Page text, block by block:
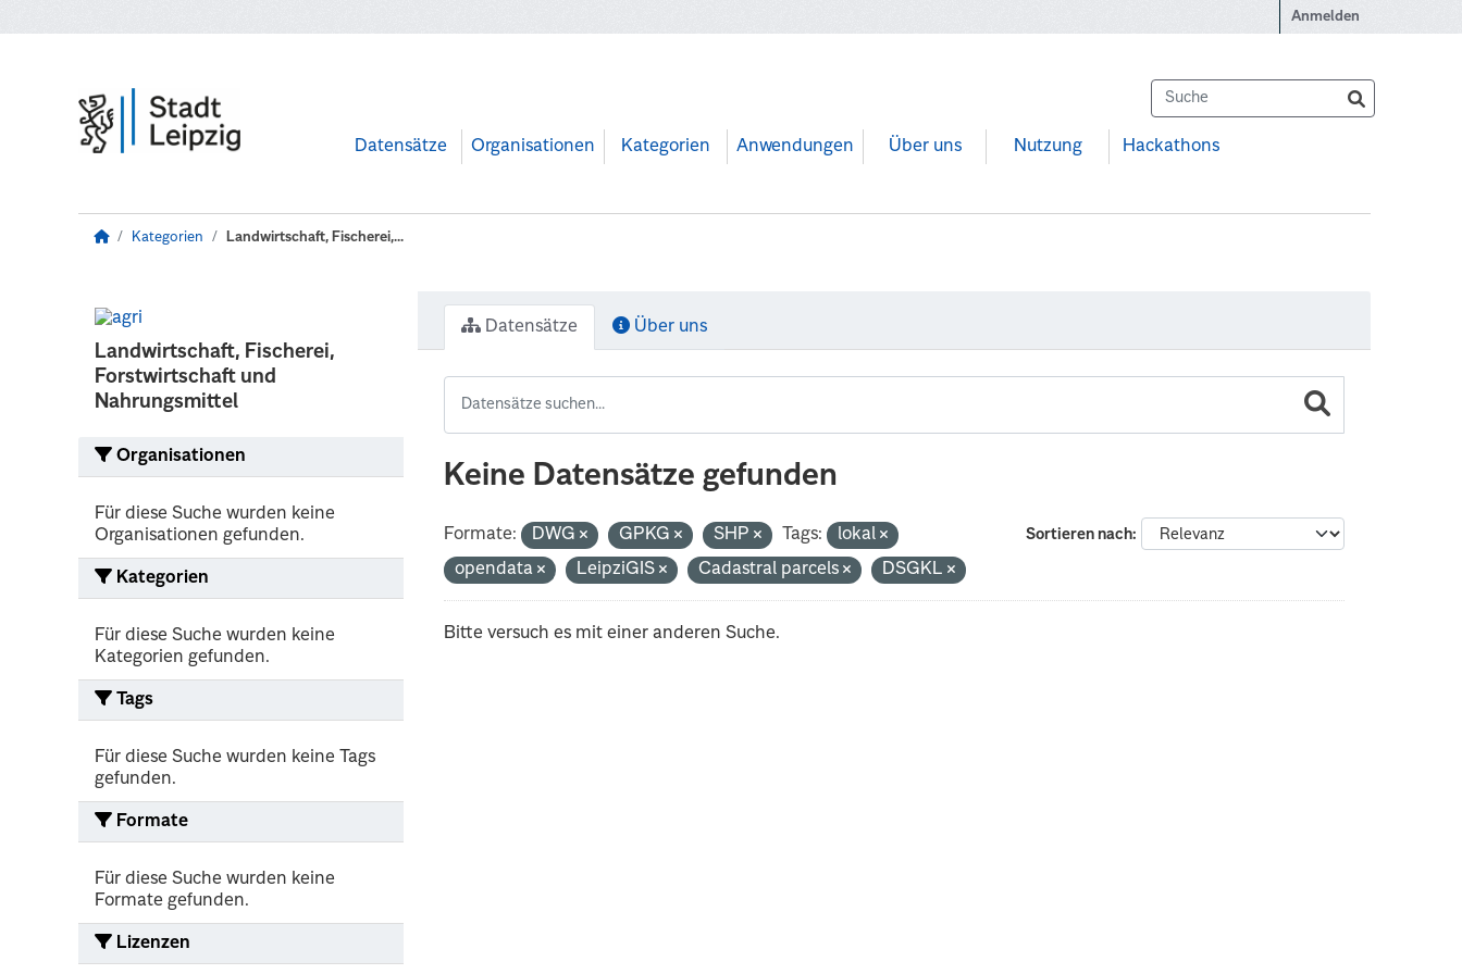
Anmelden
Datensätze Organisationen Kategorien Anwendungen Über uns Nutzung Hackathons
Kategorien Landwirtschaft, Fischerei,...
Landwirtschaft, Fischerei,
Forstwirtschaft und
Nahrungsmittel
Organisationen
Für diese Suche wurden keine
Organisationen gefunden.
Kategorien
Für diese Suche wurden keine
Kategorien gefunden.
Tags
Für diese Suche wurden keine Tags
gefunden.
Formate
Für diese Suche wurden keine
Formate gefunden.
Lizenzen
Datensätze Über uns
Keine Datensätze gefunden
Sortieren nach
Formate: DWG GPKG SHP Tags:
lokal
opendata
LeipziGIS Cadastral parcels DSGKL
Bitte versuch es mit einer anderen Suche.